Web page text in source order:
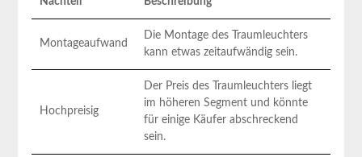
Montageaufwand
Die Montage des‌ Traumleuchters
‌kann etwas zeitaufwändig sein.
Hochpreisig
Der Preis des Traumleuchters liegt
‍im höheren Segment und könnte
für einige Käufer abschreckend⁣
sein.